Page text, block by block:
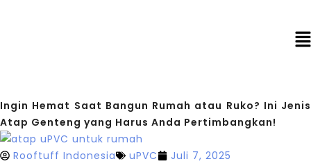
Ingin Hemat Saat Bangun Rumah atau Ruko? Ini Jenis
Atap Genteng yang Harus Anda Pertimbangkan!
Rooftuff Indonesia uPVC Juli 7, 2025